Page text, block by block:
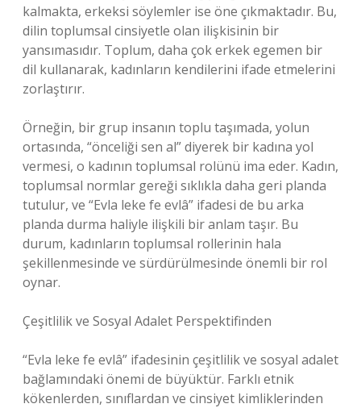
kalmakta, erkeksi söylemler ise öne çıkmaktadır. Bu,
dilin toplumsal cinsiyetle olan ilişkisinin bir
yansımasıdır. Toplum, daha çok erkek egemen bir
dil kullanarak, kadınların kendilerini ifade etmelerini
zorlaştırır.
Örneğin, bir grup insanın toplu taşımada, yolun
ortasında, “önceliği sen al” diyerek bir kadına yol
vermesi, o kadının toplumsal rolünü ima eder. Kadın,
toplumsal normlar gereği sıklıkla daha geri planda
tutulur, ve “Evla leke fe evlâ” ifadesi de bu arka
planda durma haliyle ilişkili bir anlam taşır. Bu
durum, kadınların toplumsal rollerinin hala
şekillenmesinde ve sürdürülmesinde önemli bir rol
oynar.
Çeşitlilik ve Sosyal Adalet Perspektifinden
“Evla leke fe evlâ” ifadesinin çeşitlilik ve sosyal adalet
bağlamındaki önemi de büyüktür. Farklı etnik
kökenlerden, sınıflardan ve cinsiyet kimliklerinden